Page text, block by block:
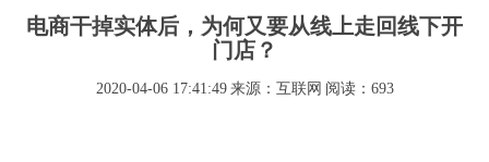
电商干掉实体后，为何又要从线上走回线下开
门店？
2020-04-06 17:41:49 来源：互联网 阅读：693